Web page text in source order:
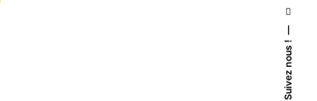
Suivez nous !